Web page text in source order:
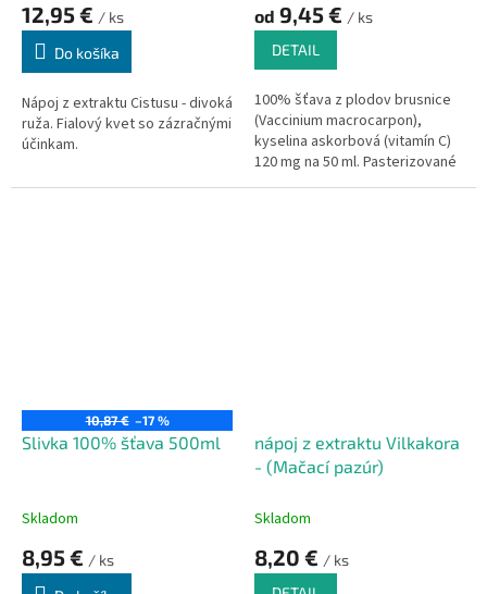
12,95 € / ks
Do košíka
Nápoj z extraktu Cistusu - divoká
ruža. Fialový kvet so zázračnými
účinkam.
od 9,45 € / ks
DETAIL
100% šťava z plodov brusnice
(Vaccinium macrocarpon),
kyselina askorbová (vitamín C)
120 mg na 50 ml. Pasterizované
šetrnou pasterizáciou.
10,87 € –17 %
Slivka 100% šťava 500ml
Skladom
8,95 € / ks
nápoj z extraktu Vilkakora
- (Mačací pazúr)
Skladom
8,20 € / ks